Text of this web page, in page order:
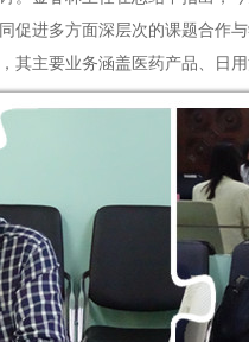
促进多方面深层次的课题合作与
其主要业务涵盖医药产品、日